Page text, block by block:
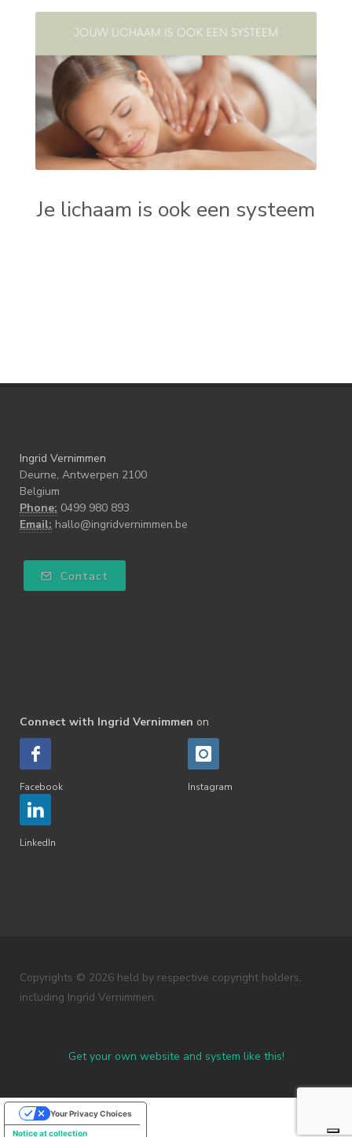
Je lichaam is ook een systeem
Ingrid Vernimmen
Deurne, Antwerpen 2100
Belgium
Phone: 0499 980 893
Email: hallo@ingridvernimmen.be
Contact
Connect with Ingrid Vernimmen on
Facebook Instagram
LinkedIn
Copyrights © 2026 held by respective copyright holders,
including Ingrid Vernimmen.
Get your own website and system like this!
Notice at collection
Your Privacy Choices